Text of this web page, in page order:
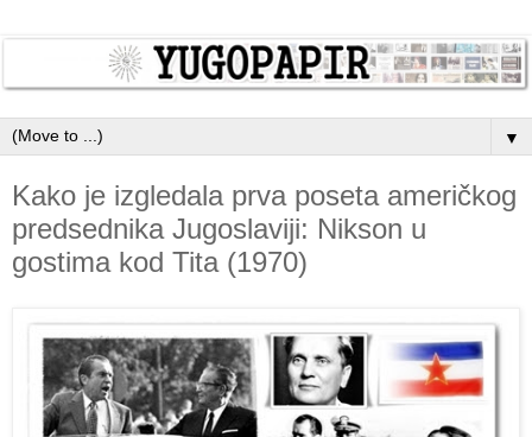
▼
Kako je izgledala prva poseta američkog
predsednika Jugoslaviji: Nikson u
gostima kod Tita (1970)